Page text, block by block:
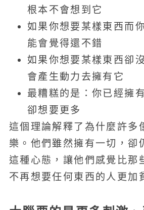
根本不會想到它
如果你想要某樣東西而
能會覺得還不錯
如果你想要某樣東西卻
會產生動力去擁有它
最糟糕的是：你已經擁
卻想要更多
這個理論解釋了為什麼許多
樂。他們雖然擁有一切，卻
這種心態，讓他們感覺比那
不再想要任何東西的人更加